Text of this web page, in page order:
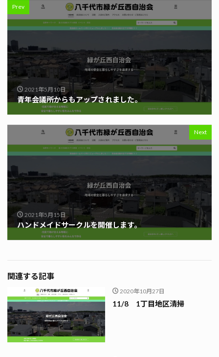
Prev
2021年5月10日
青年会議所からもアップされました。
Next
2021年5月15日
ハンドメイドサークルを開催します。
関連する記事
2020年10月27日
11/8 1丁目地区清掃